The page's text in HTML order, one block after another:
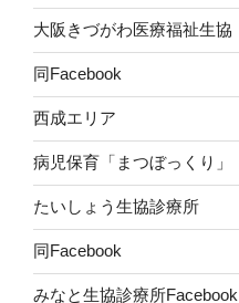
大阪きづがわ医療福祉生協
同Facebook
西成エリア
病児保育「まつぼっくり」
たいしょう生協診療所
同Facebook
みなと生協診療所Facebook